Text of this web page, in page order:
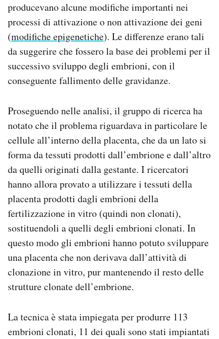
producevano alcune modifiche importanti nei
processi di attivazione o non attivazione dei geni
(modifiche epigenetiche). Le differenze erano tali
da suggerire che fossero la base dei problemi per il
successivo sviluppo degli embrioni, con il
conseguente fallimento delle gravidanze.
Proseguendo nelle analisi, il gruppo di ricerca ha
notato che il problema riguardava in particolare le
cellule all’interno della placenta, che da un lato si
forma da tessuti prodotti dall’embrione e dall’altro
da quelli originati dalla gestante. I ricercatori
hanno allora provato a utilizzare i tessuti della
placenta prodotti dagli embrioni della
fertilizzazione in vitro (quindi non clonati),
sostituendoli a quelli degli embrioni clonati. In
questo modo gli embrioni hanno potuto sviluppare
una placenta che non derivava dall’attività di
clonazione in vitro, pur mantenendo il resto delle
strutture clonate dell’embrione.
La tecnica è stata impiegata per produrre 113
embrioni clonati, 11 dei quali sono stati impiantati